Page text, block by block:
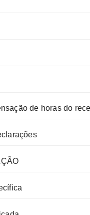
de horas do